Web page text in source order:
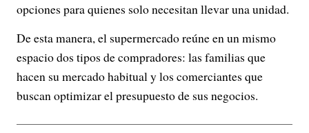
opciones para quienes solo necesitan llevar una unidad.
De esta manera, el supermercado reúne en un mismo
espacio dos tipos de compradores: las familias que
hacen su mercado habitual y los comerciantes que
buscan optimizar el presupuesto de sus negocios.